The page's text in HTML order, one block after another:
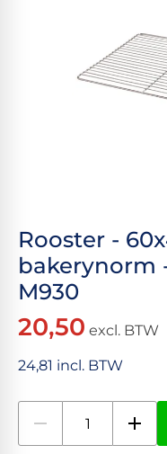
Rooster -
bakerynorm
M930
20,50 excl. BTW
24,81 incl. BTW